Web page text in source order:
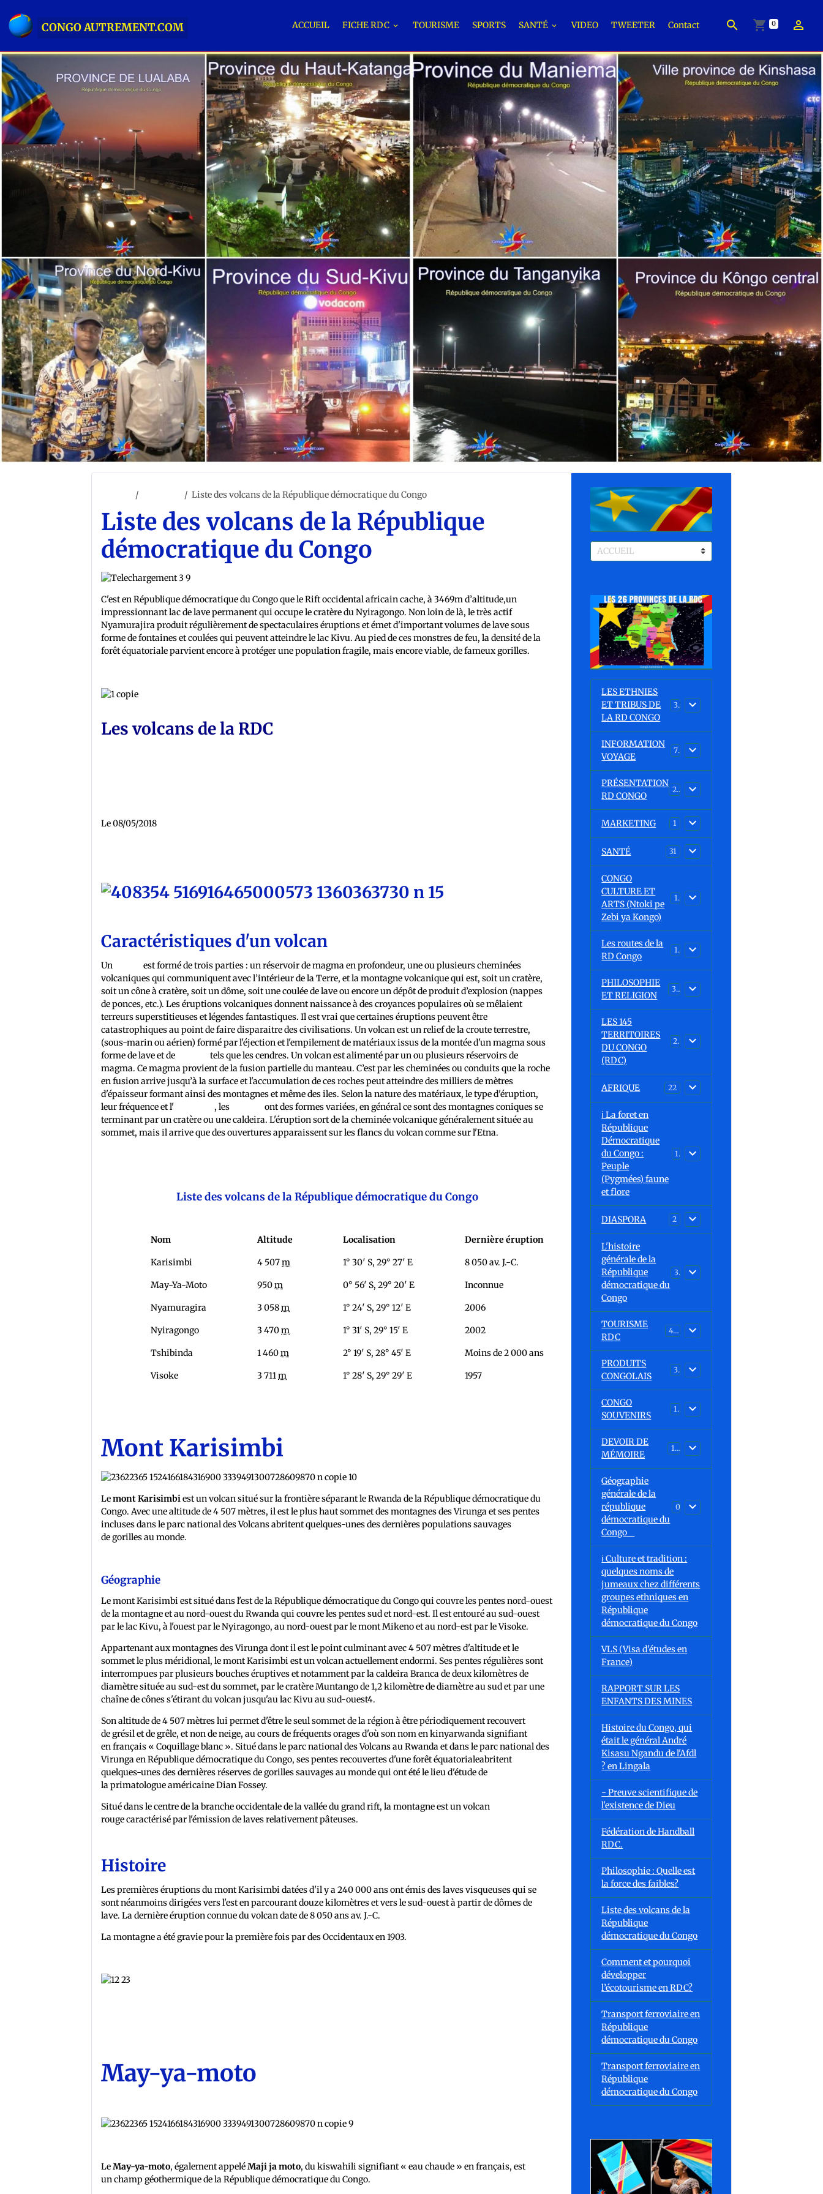
CONGO AUTREMENT.COM ACCUEIL FICHE RDC TOURISME SPORTS SANTÉ VIDEO TWEETER Contact 0
Liste des volcans de la République démocratique du Congo
Liste des volcans de la République
démocratique du Congo
C'est en République démocratique du Congo que le Rift occidental africain cache, à 3469m d’altitude,un
impressionnant lac de lave permanent qui occupe le cratère du Nyiragongo. Non loin de là, le très actif
Nyamurajira produit régulièrement de spectaculaires éruptions et émet d'important volumes de lave sous
forme de fontaines et coulées qui peuvent atteindre le lac Kivu. Au pied de ces monstres de feu, la densité de la
forêt équatoriale parvient encore à protéger une population fragile, mais encore viable, de fameux gorilles.
Les volcans de la RDC
Le 08/05/2018
Caractéristiques d'un volcan
Un
est formé de trois parties : un réservoir de magma en profondeur, une ou plusieurs cheminées
volcaniques qui communiquent avec l’intérieur de la Terre, et la montagne volcanique qui est, soit un cratère,
soit un cône à cratère, soit un dôme, soit une coulée de lave ou encore un dépôt de produit d’explosion (nappes
de ponces, etc.). Les éruptions volcaniques donnent naissance à des croyances populaires où se mêlaient
terreurs superstitieuses et légendes fantastiques. Il est vrai que certaines éruptions peuvent être
catastrophiques au point de faire disparaitre des civilisations. Un volcan est un relief de la croute terrestre,
(sous-marin ou aérien) formé par l'éjection et l'empilement de matériaux issus de la montée d'un magma sous
forme de lave et de
tels que les cendres. Un volcan est alimenté par un ou plusieurs réservoirs de
magma. Ce magma provient de la fusion partielle du manteau. C’est par les cheminées ou conduits que la roche
en fusion arrive jusqu’à la surface et l'accumulation de ces roches peut atteindre des milliers de mètres
d'épaisseur formant ainsi des montagnes et même des iles. Selon la nature des matériaux, le type d'éruption,
leur fréquence et l'orogenèse , les
ont des formes variées, en général ce sont des montagnes coniques se
terminant par un cratère ou une caldeira. L'éruption sort de la cheminée volcanique généralement située au
sommet, mais il arrive que des ouvertures apparaissent sur les flancs du volcan comme sur l'Etna.
Liste des volcans de la République démocratique du Congo
Nom Altitude Localisation Dernière éruption
Karisimbi 4 507m 1° 30′ S, 29° 27′ E 8 050 av. J.-C.
May-Ya-Moto 950m 0° 56′ S, 29° 20′ E Inconnue
Nyamuragira 3 058m 1° 24′ S, 29° 12′ E 2006
Nyiragongo 3 470m 1° 31′ S, 29° 15′ E 2002
Tshibinda 1 460m 2° 19′ S, 28° 45′ E Moins de 2 000 ans
Visoke 3 711m 1° 28′ S, 29° 29′ E 1957
Mont Karisimbi
Lemont Karisimbiest un volcan situé sur la frontière séparant le Rwanda de la République démocratique du
Congo. Avec une altitude de 4 507 mètres, il est le plus haut sommet des montagnes des Virunga et ses pentes
incluses dans le parc national des Volcans abritent quelques-unes des dernières populations sauvages
de gorilles au monde.
Géographie
Le mont Karisimbi est situé dans l'est de la République démocratique du Congo qui couvre les pentes nord-ouest
de la montagne et au nord-ouest du Rwanda qui couvre les pentes sud et nord-est. Il est entouré au sud-ouest
par le lac Kivu, à l'ouest par le Nyiragongo, au nord-ouest par le mont Mikeno et au nord-est par le Visoke.
Appartenant aux montagnes des Virunga dont il est le point culminant avec 4 507 mètres d'altitude et le
sommet le plus méridional, le mont Karisimbi est un volcan actuellement endormi. Ses pentes régulières sont
interrompues par plusieurs bouches éruptives et notamment par la caldeira Branca de deux kilomètres de
diamètre située au sud-est du sommet, par le cratère Muntango de 1,2 kilomètre de diamètre au sud et par une
chaîne de cônes s'étirant du volcan jusqu'au lac Kivu au sud-ouest4.
Son altitude de 4 507 mètres lui permet d'être le seul sommet de la région à être périodiquement recouvert
de grésil et de grêle, et non de neige, au cours de fréquents orages d'où son nom en kinyarwanda signifiant
en français « Coquillage blanc ». Situé dans le parc national des Volcans au Rwanda et dans le parc national des
Virunga en République démocratique du Congo, ses pentes recouvertes d'une forêt équatorialeabritent
quelques-unes des dernières réserves de gorilles sauvages au monde qui ont été le lieu d'étude de
la primatologue américaine Dian Fossey.
Situé dans le centre de la branche occidentale de la vallée du grand rift, la montagne est un volcan
rouge caractérisé par l'émission de laves relativement pâteuses.
Histoire
Les premières éruptions du mont Karisimbi datées d'il y a 240 000 ans ont émis des laves visqueuses qui se
sont néanmoins dirigées vers l'est en parcourant douze kilomètres et vers le sud-ouest à partir de dômes de
lave. La dernière éruption connue du volcan date de 8 050 ans av. J.-C.
La montagne a été gravie pour la première fois par des Occidentaux en 1903.
May-ya-moto
LeMay-ya-moto, également appeléMaji ja moto, du kiswahili signifiant « eau chaude » en français, est
un champ géothermique de la République démocratique du Congo.
LES ETHNIES
ET TRIBUS DE
LA RD CONGO
37
INFORMATION
VOYAGE
7
PRÉSENTATION
RD CONGO
23
MARKETING 1
SANTÉ 31
CONGO
CULTURE ET
ARTS (Ntoki pe
Zebi ya Kongo)
15
Les routes de la
RD Congo
1
PHILOSOPHIE
ET RELIGION
32
LES 145
TERRITOIRES
DU CONGO
(RDC)
23
AFRIQUE 22
ℹ️ La foret en
République
Démocratique
du Congo :
Peuple
(Pygmées) faune
et flore
15
DIASPORA 2
L'histoire
générale de la
République
démocratique du
Congo
30
TOURISME
RDC
43
PRODUITS
CONGOLAIS
3
CONGO
SOUVENIRS
1
DEVOIR DE
MÉMOIRE
13
Géographie
générale de la
république
démocratique du
Congo
ℹ️ Culture et tradition :
quelques noms de
jumeaux chez différents
groupes ethniques en
République
démocratique du Congo
VLS (Visa d'études en
France)
RAPPORT SUR LES
ENFANTS DES MINES
Histoire du Congo, qui
était le général André
Kisasu Ngandu de l'Afdl
? en Lingala
- Preuve scientifique de
l'existence de Dieu
Fédération de Handball
RDC.
Philosophie : Quelle est
la force des faibles?
Liste des volcans de la
République
démocratique du Congo
Comment et pourquoi
développer
l’écotourisme en RDC?
Transport ferroviaire en
République
démocratique du Congo
Transport ferroviaire en
République
démocratique du Congo